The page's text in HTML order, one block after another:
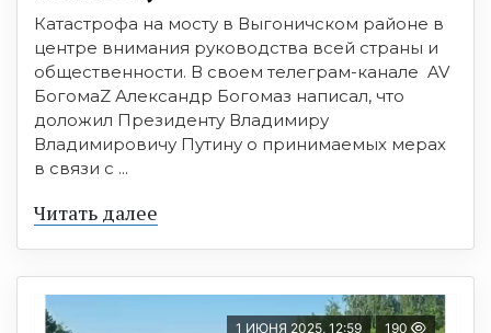
Катастрофа на мосту в Выгоничском районе в
центре внимания руководства всей страны и
общественности. В своем телеграм-канале AV
БогомаZ Александр Богомаз написал, что
доложил Президенту Владимиру
Владимировичу Путину о принимаемых мерах
в связи с ...
Читать далее
1 ИЮНЯ 2025, 12:59 190